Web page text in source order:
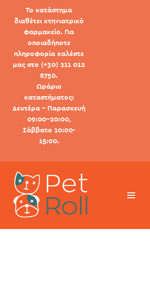
Το κατάστημα
διαθέτει κτηνιατρικό
φαρμακείο. Για
οποιαδήποτε
πληροφορία καλέστε
μας στο (+30) 211 012
8750.
Ωράριο
καταστήματος:
Δευτέρα - Παρασκευή
09:00-20:00,
Σάββατο 10:00-
15:00.